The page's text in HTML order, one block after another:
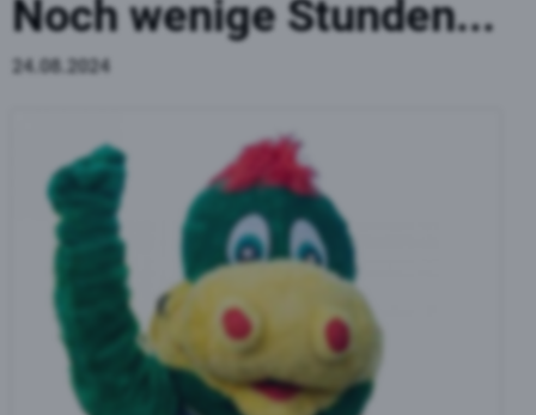
Noch wenige Stunden...
24.08.2024